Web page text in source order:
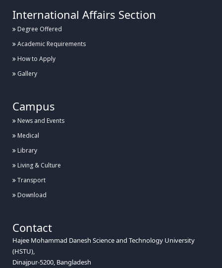
International Affairs Section
Degree Offered
Academic Requirements
How to Apply
Gallery
Campus
News and Events
Medical
Library
Living & Culture
Transport
Download
Contact
Hajee Mohammad Danesh Science and Technology University
(HSTU),
Dinajpur-5200, Bangladesh